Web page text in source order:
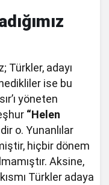
Türkler, adayı
ise bu
yöneten
“Helen
o. Yunanlılar
hiçbir dönem
Aksine,
Türkler adaya